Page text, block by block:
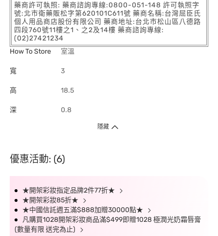
藥商許可執照: 藥商諮詢專線:0800-051-148 許可執照字
號:北市衛藥販松字第620101C611號 藥商名稱:台灣屈臣氏
個人用品商店股份有限公司 藥商地址:台北市松山區八德路
四段760號11樓之1、之2及14樓 藥商諮詢專線:
(02)27421234
How To Store
室溫
寬 3
高 18.5
深 0.8
隱藏
優惠活動: (6)
★開架彩妝指定品牌2件77折★
★開架彩妝85折★
★中國信託週五滿$888加贈30000點★
凡購買1028開架彩妝商品滿$499即贈1028 極潤光奶霜唇膏
(數量有限 送完為止)